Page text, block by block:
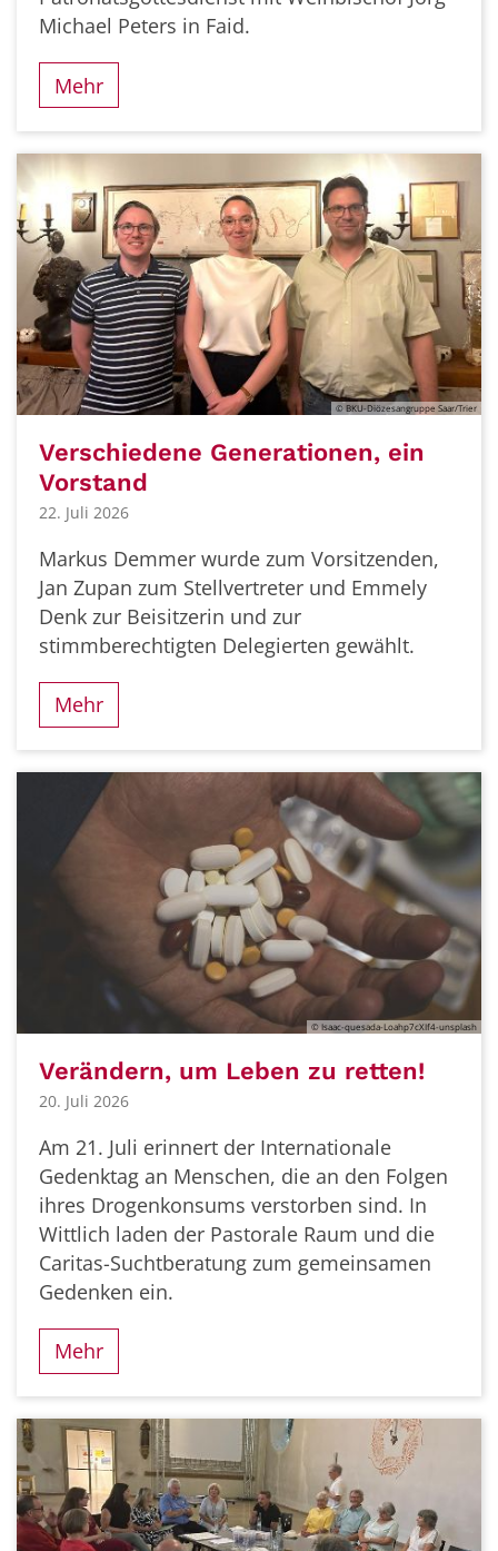
Michael Peters in Faid.
Mehr
© BKU-Diözesangruppe Saar/Trier
Verschiedene Generationen, ein
Vorstand
22. Juli 2026
Markus Demmer wurde zum Vorsitzenden,
Jan Zupan zum Stellvertreter und Emmely
Denk zur Beisitzerin und zur
stimmberechtigten Delegierten gewählt.
Mehr
© Isaac-quesada-Loahp7cXIf4-unsplash
Verändern, um Leben zu retten!
20. Juli 2026
Am 21. Juli erinnert der Internationale
Gedenktag an Menschen, die an den Folgen
ihres Drogenkonsums verstorben sind. In
Wittlich laden der Pastorale Raum und die
Caritas-Suchtberatung zum gemeinsamen
Gedenken ein.
Mehr